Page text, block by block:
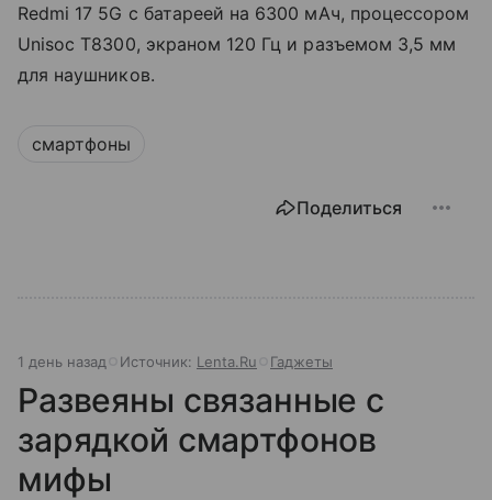
Redmi 17 5G с батареей на 6300 мАч, процессором
Unisoc T8300, экраном 120 Гц и разъемом 3,5 мм
для наушников.
смартфоны
Поделиться
1 день назад Источник: Lenta.Ru Гаджеты
Развеяны связанные с
зарядкой смартфонов
мифы